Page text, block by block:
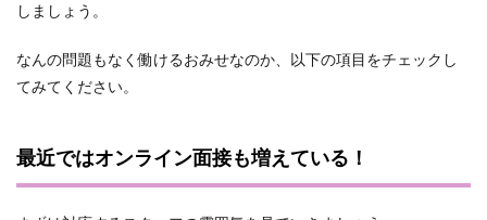
しましょう。
なんの問題もなく働けるおみせなのか、以下の項目をチェックし
てみてください。
最近ではオンライン面接も増えている！